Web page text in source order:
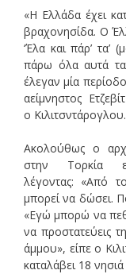
«Η Ελλάδα έχει
βραχονησίδα. Ο
‘Έλα και πάρ’
πάρω όλα αυτά τα
έλεγαν μία
αείμνηστος
ο Κιλιτσντάρογλου.
Ακολούθως ο
στην Τορκία
λέγοντας: «Από
μπορεί να δώσει.
«Εγώ μπορώ να
να προστατεύεις
άμμου», είπε ο
καταλάβει 18 νησιά